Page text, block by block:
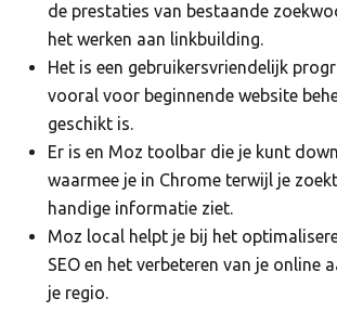
de prestaties van bestaande
het werken aan linkbuilding.
Het is een gebruikersvriendelijk
vooral voor beginnende website
geschikt is.
Er is en Moz toolbar die je kunt
waarmee je in Chrome terwijl je
handige informatie ziet.
Moz local helpt je bij het
SEO en het verbeteren van je online
je regio.